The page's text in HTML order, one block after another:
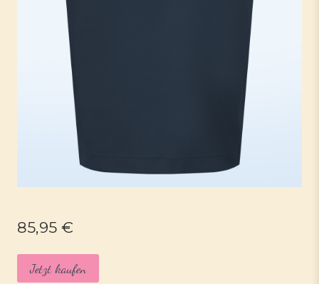
85,95 €
Jetzt kaufen